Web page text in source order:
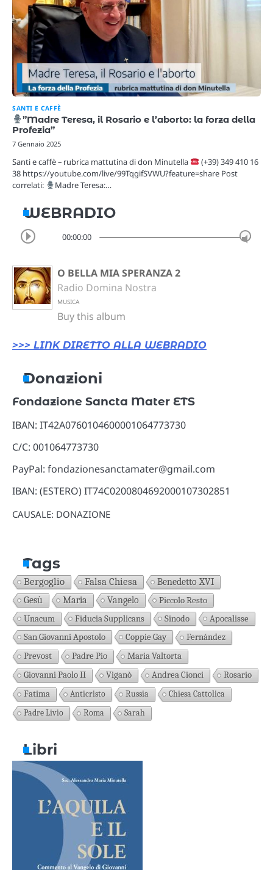
SANTI E CAFFÈ
”Madre Teresa, il Rosario e l’aborto: la forza della
Profezia”
7 Gennaio 2025
Santi e caffè – rubrica mattutina di don Minutella
(+39) 349 410 16
38 https://youtube.com/live/99TqgifSVWU?feature=share Post
correlati:
Madre Teresa:…
WEBRADIO
00:00:00
O BELLA MIA SPERANZA 2
Radio Domina Nostra
MUSICA
Buy this album
>>> LINK DIRETTO ALLA WEBRADIO
Donazioni
Fondazione Sancta Mater ETS
IBAN: IT42A0760104600001064773730
C/C: 001064773730
PayPal: fondazionesanctamater@gmail.com
IBAN: (ESTERO) IT74C0200804692000107302851
CAUSALE: DONAZIONE
Tags
Bergoglio Falsa Chiesa Benedetto XVI
Gesù Maria Vangelo
Piccolo Resto
Unacum
Fiducia Supplicans Sinodo
Apocalisse
San Giovanni Apostolo
Coppie Gay
Fernández
Prevost
Padre Pio
Maria Valtorta
Giovanni Paolo II
Viganò Andrea Cionci
Rosario
Fatima
Anticristo Russia
Chiesa Cattolica
Padre Livio
Roma Sarah
Libri